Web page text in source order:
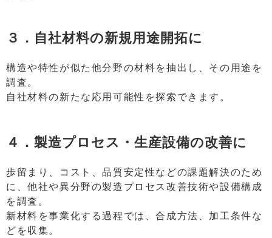
３．自社材料の新規用途開拓に
構造や特性が似た他分野の材料を抽出し、その用途を
調査。
自社材料の新たな応用可能性を探索できます。
４．製造プロセス・生産設備の改善に
歩留まり、コスト、品質安定性などの課題解決のため
に、他社や異分野の製造プロセス改善技術や設備構成
を調査。
新材料を事業化する過程では、合成方法、加工条件な
どを収集。